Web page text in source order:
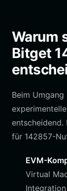
Warum
Bitget
Beim
entscheidend.
für 142857-
EVM-
Virtual